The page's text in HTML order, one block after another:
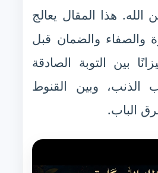
الله. هذا المقال يعالج
والصفاء والضمان قبل
بين التوبة الصادقة
الذنب، وبين القنوط
الباب.